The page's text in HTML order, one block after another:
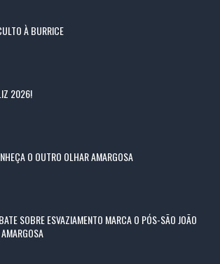
À BURRICE
2026!
O OUTRO OLHAR AMARGOSA
SOBRE ESVAZIAMENTO MARCA O PÓS-SÃO JOÃO